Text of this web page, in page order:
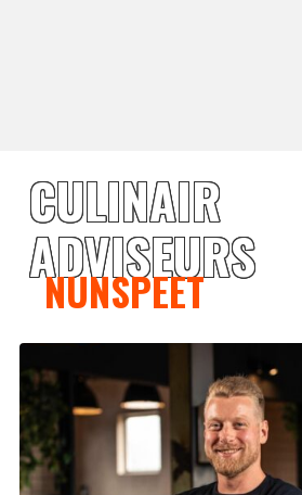
CULINAIR
ADVISEURS
NUNSPEET